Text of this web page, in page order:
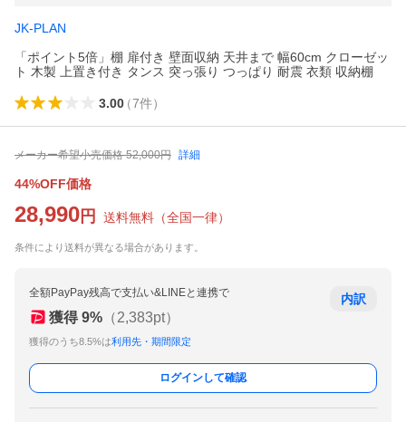
JK-PLAN
「ポイント5倍」棚 扉付き 壁面収納 天井まで 幅60cm クローゼッ
ト 木製 上置き付き タンス 突っ張り つっぱり 耐震 衣類 収納棚
3.00（7件）
メーカー希望小売価格 52,000円 詳細
44%OFF価格
28,990 円 送料無料 （全国一律）
条件により送料が異なる場合があります。
全額PayPay残高で支払い&LINEと連携で
獲得 9% （2,383pt）
獲得のうち8.5%は利用先・期間限定
内訳
ログインして確認